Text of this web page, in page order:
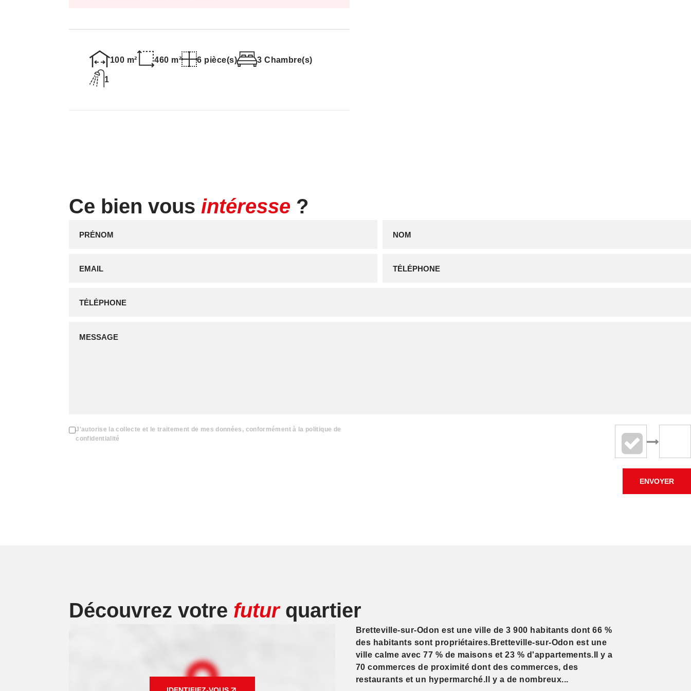
100 m² 460 m² 6 pièce(s) 3 Chambre(s)
1
Gaz à effet de serre : 60 kg éqCO2/m²/an - Rang E
Montant estimé des dépenses annuelles d'énergie pour un usage
Ce bien vous intéresse ?
J'autorise la collecte et le traitement de mes données, conformément à la politique de
confidentialité
ENVOYER
Découvrez votre futurquartier
Bretteville-sur-Odon est une ville de 3 900 habitants dont 66 %
des habitants sont propriétaires.Bretteville-sur-Odon est une
ville calme avec 77 % de maisons et 23 % d'appartements.Il y a
70 commerces de proximité dont des commerces, des
restaurants et un hypermarché.Il y a de nombreux...